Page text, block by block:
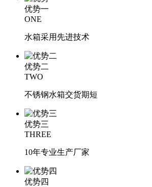
优势一
ONE
水箱采用先进技术
优势二
TWO
不锈钢水箱交货期短
优势三
THREE
10年专业生产厂家
优势四